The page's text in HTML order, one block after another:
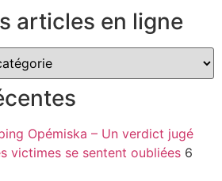
articles en ligne
Opémiska – Un verdict jugé
victimes se sentent oubliées 6